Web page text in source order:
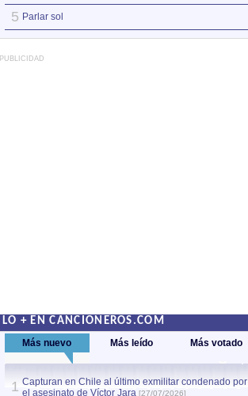
5 Parlar sol
PUBLICIDAD
LO + EN CANCIONEROS.COM
Más nuevo Más leído Más votado
1 Capturan en Chile al último exmilitar condenado por
el asesinato de Víctor Jara [27/07/2026]